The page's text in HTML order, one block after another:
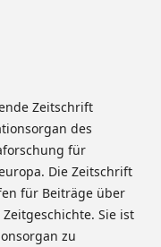
Zeitschrift
des
für
Die Zeitschrift
für Beiträge über
Sie ist
zu